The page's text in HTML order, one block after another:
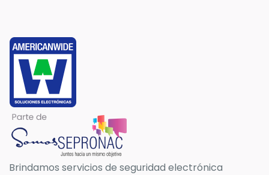
Brindamos servicios de seguridad electrónica